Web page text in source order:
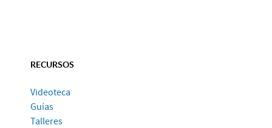
RECURSOS
Videoteca
Guías
Talleres